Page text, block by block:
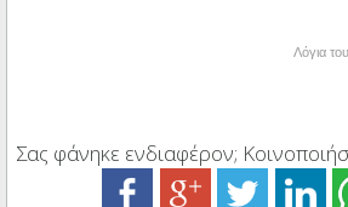
Λόγια
Σας φάνηκε ενδιαφέρον;